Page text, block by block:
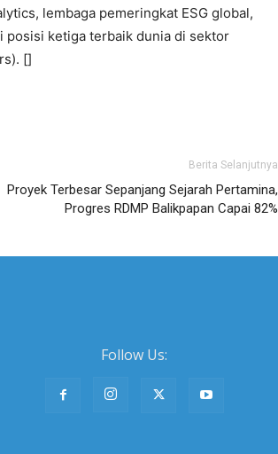
lembaga pemeringkat ESG global,
posisi ketiga terbaik dunia di sektor
[]
Berita Selanjutnya
Proyek Terbesar Sepanjang Sejarah Pertamina,
Progres RDMP Balikpapan Capai 82%
Follow Us: